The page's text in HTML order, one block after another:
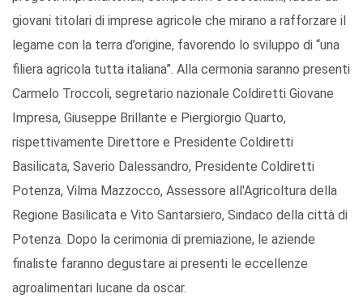
giovani titolari di imprese agricole che mirano a rafforzare il
legame con la terra d’origine, favorendo lo sviluppo di “una
filiera agricola tutta italiana”. Alla cermonia saranno presenti
Carmelo Troccoli, segretario nazionale Coldiretti Giovane
Impresa, Giuseppe Brillante e Piergiorgio Quarto,
rispettivamente Direttore e Presidente Coldiretti
Basilicata, Saverio Dalessandro, Presidente Coldiretti
Potenza, Vilma Mazzocco, Assessore all'Agricoltura della
Regione Basilicata e Vito Santarsiero, Sindaco della città di
Potenza. Dopo la cerimonia di premiazione, le aziende
finaliste faranno degustare ai presenti le eccellenze
agroalimentari lucane da oscar.